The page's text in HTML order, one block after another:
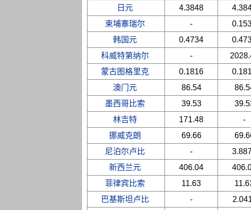
日元
4.3848
柬埔寨瑞尔
-
韩国元
0.4734
科威特第纳尔
-
蒙古图格里克
0.1816
澳门元
86.54
墨西哥比索
39.53
林吉特
171.48 -
挪威克朗
69.66
尼泊尔卢比
-
新西兰元
406.04
菲律宾比索
11.63
巴基斯坦卢比
-